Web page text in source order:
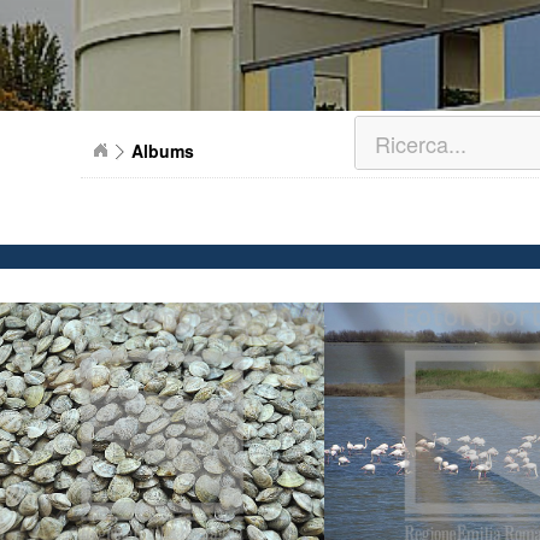
Albums